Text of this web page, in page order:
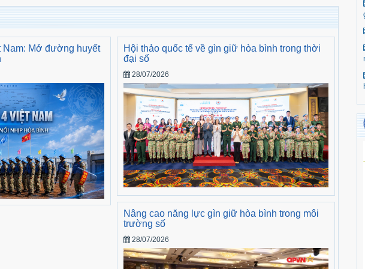
Mở đường huyết
Hội thảo quốc tế về gìn giữ hòa bình trong thời
đại số
28/07/2026
Nâng cao năng lực gìn giữ hòa bình trong môi
trường số
28/07/2026